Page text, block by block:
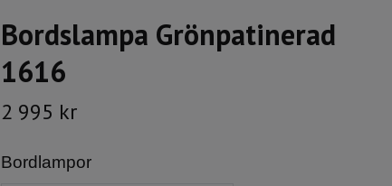
Bordslampa Grönpatinerad
1616
2 995 kr
Bordlampor